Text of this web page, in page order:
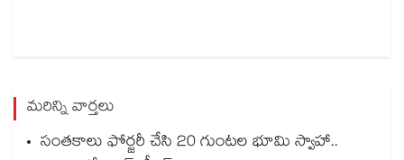
మరిన్ని వార్తలు
సంతకాలు ఫోర్జరీ చేసి 20 గుంటల భూమి స్వాహా..